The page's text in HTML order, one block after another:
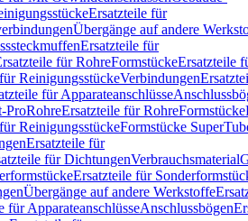
Ersatzteile für
Übergänge auf andere
Ersatzteile für
für RohreFormstückeErsatzteile
ReinigungsstückeVerbindungen
für Apparateanschlüsse
ProRohreErsatzteile für RohreFormstücke
ReinigungsstückeFormstücke
Ersatzteile für
für DichtungenVerbrauchsmaterial
Ersatzteile für
Übergänge auf andere Werkstoffe
für ApparateanschlüsseAnschlussbögen